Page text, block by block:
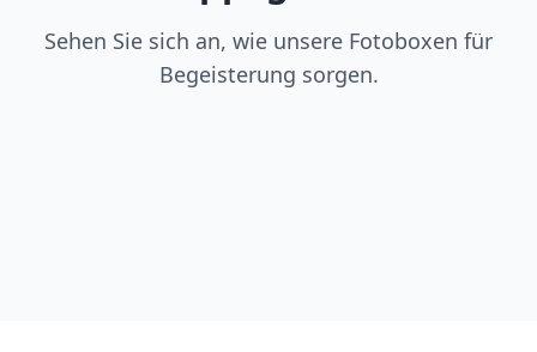
Sehen Sie sich an, wie unsere Fotoboxen für
Begeisterung sorgen.